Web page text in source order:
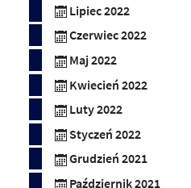
Lipiec 2022
Czerwiec 2022
Maj 2022
Kwiecień 2022
Luty 2022
Styczeń 2022
Grudzień 2021
Październik 2021